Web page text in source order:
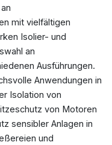
mit vielfältigen
Isolier- und
an
Ausführungen.
Anwendungen in
Isolation von
von Motoren
sensibler Anlagen in
und